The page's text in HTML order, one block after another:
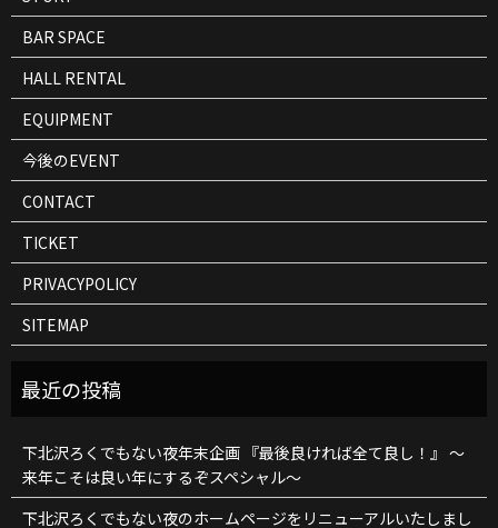
BAR SPACE
HALL RENTAL
EQUIPMENT
今後のEVENT
CONTACT
TICKET
PRIVACYPOLICY
SITEMAP
下北沢ろくでもない夜年末企画 『最後良ければ全て良し！』 ～
来年こそは良い年にするぞスペシャル～
下北沢ろくでもない夜のホームページをリニューアルいたしまし